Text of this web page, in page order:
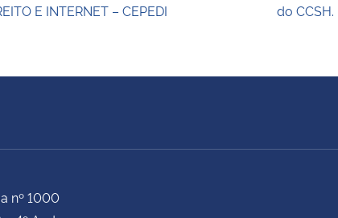
E INTERNET – CEPEDI
do CCSH.
nº 1000